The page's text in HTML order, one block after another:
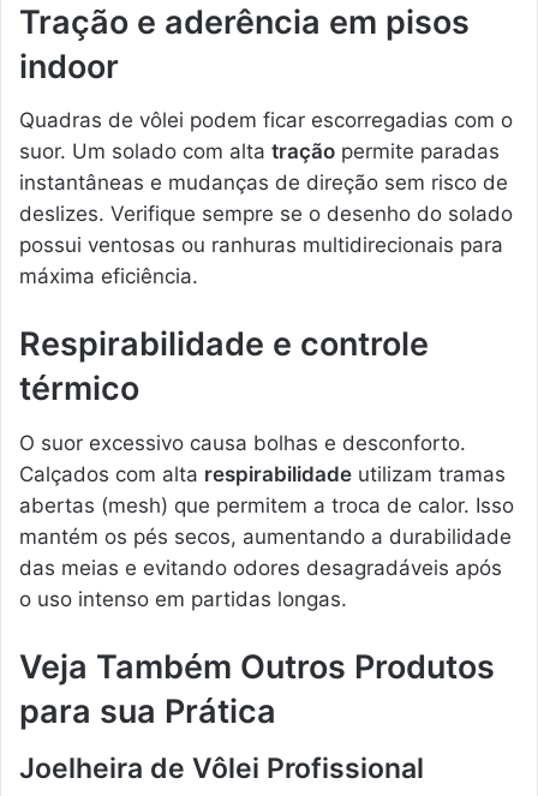
Tração e aderência em pisos
indoor
Quadras de vôlei podem ficar escorregadias com o
suor. Um solado com alta tração permite paradas
instantâneas e mudanças de direção sem risco de
deslizes. Verifique sempre se o desenho do solado
possui ventosas ou ranhuras multidirecionais para
máxima eficiência.
Respirabilidade e controle
térmico
O suor excessivo causa bolhas e desconforto.
Calçados com alta respirabilidade utilizam tramas
abertas (mesh) que permitem a troca de calor. Isso
mantém os pés secos, aumentando a durabilidade
das meias e evitando odores desagradáveis após
o uso intenso em partidas longas.
Veja Também Outros Produtos
para sua Prática
Joelheira de Vôlei Profissional